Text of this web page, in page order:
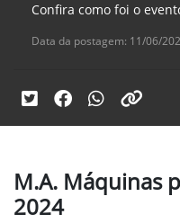
Confira como foi o
Data da postagem: 11/06/
M.A. Máquinas
2024